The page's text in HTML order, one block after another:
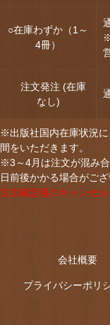
○在庫わずか（1～
4冊）
注文発注 (在庫
なし)
※出版社国内在庫状況
間をいただきます。
※3～4月は注文が混み
日前後かかる場合がござ
注文確定後のキャンセ
会社概要
プライバシーポリ